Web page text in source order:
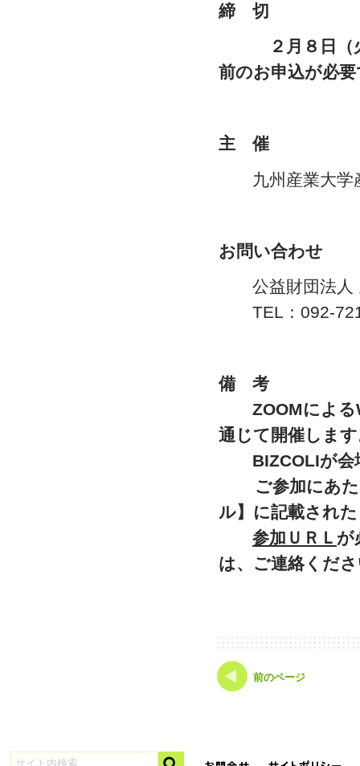
締 切
２月８日
前のお申込が必
主 催
九州産業大学
お問い合わせ
公益財団法人
TEL：092-
備 考
ZOOMによ
通じて開催しま
BIZCOLIが会
ご参加にあた
ル】に記載された
参加ＵＲＬ が
は、 ご連絡くだ
前のページ